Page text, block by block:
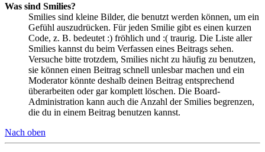
Was sind Smilies?
Smilies sind kleine Bilder, die benutzt werden können, um ein
Gefühl auszudrücken. Für jeden Smilie gibt es einen kurzen
Code, z. B. bedeutet :) fröhlich und :( traurig. Die Liste aller
Smilies kannst du beim Verfassen eines Beitrags sehen.
Versuche bitte trotzdem, Smilies nicht zu häufig zu benutzen,
sie können einen Beitrag schnell unlesbar machen und ein
Moderator könnte deshalb deinen Beitrag entsprechend
überarbeiten oder gar komplett löschen. Die Board-
Administration kann auch die Anzahl der Smilies begrenzen,
die du in einem Beitrag benutzen kannst.
Nach oben